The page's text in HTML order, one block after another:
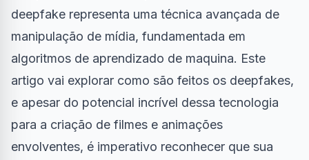
deepfake representa uma técnica avançada de
manipulação de mídia, fundamentada em
algoritmos de aprendizado de maquina. Este
artigo vai explorar como são feitos os deepfakes,
e apesar do potencial incrível dessa tecnologia
para a criação de filmes e animações
envolventes, é imperativo reconhecer que sua